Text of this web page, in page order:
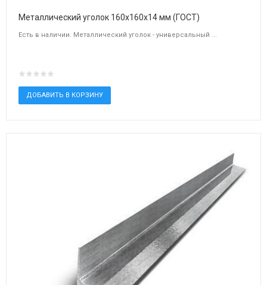
Металлический уголок 160х160х14 мм (ГОСТ)
Есть в наличии. Металлический уголок - универсальный ...